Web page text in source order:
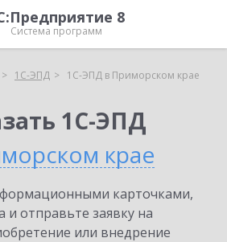
8
Система программ
1С-ЭПД 1С-ЭПД в Приморском крае
1С-ЭПД
крае
карточками,
и отправьте заявку на
или внедрение